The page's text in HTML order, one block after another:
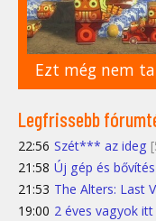
Ezt még nem
Legfrissebb
22:56 Szét*** az ideg
21:58 Új gép és
21:53 The Alters: Last
19:00 2 éves vagyok itt